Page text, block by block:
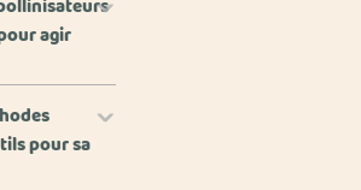
agir
pour sa